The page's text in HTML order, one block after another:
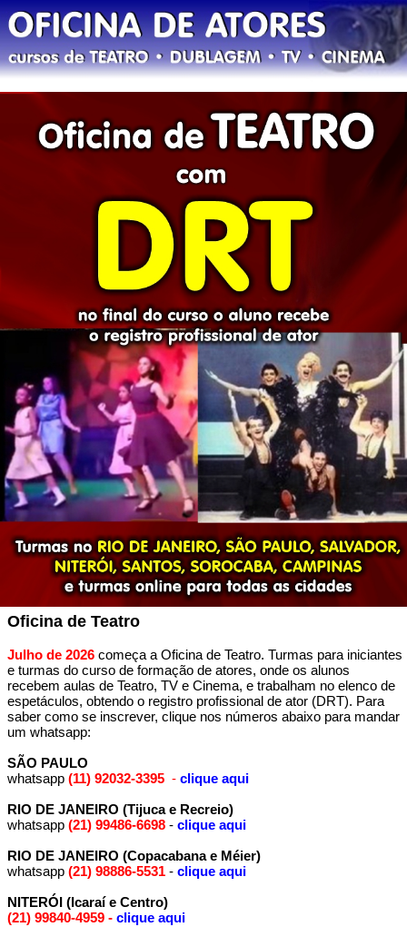
Oficina de Teatro
Julho de 2026 começa a Oficina de Teatro. Turmas para iniciantes
e turmas do curso de formação de atores, onde os alunos
recebem aulas de Teatro, TV e Cinema, e trabalham no elenco de
espetáculos, obtendo o registro profissional de ator (DRT). Para
saber como se inscrever, clique nos números abaixo para mandar
um whatsapp:
SÃO PAULO
whatsapp (11) 92032-3395 - clique aqui
RIO DE JANEIRO (Tijuca e Recreio)
whatsapp (21) 99486-6698 - clique aqui
RIO DE JANEIRO (Copacabana e Méier)
whatsapp (21) 98886-5531 - clique aqui
NITERÓI (Icaraí e Centro)
(21) 99840-4959 - clique aqui